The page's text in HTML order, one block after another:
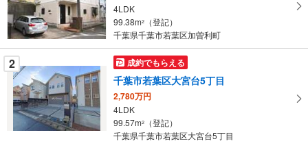
取
る
・
条
件
を
マ
イ
4LDK
99.38m2
（登記）
千葉県千葉市若葉区加曽利町
2 成約でもらえる
千葉市若葉区大宮台5丁目
2,780万円
4LDK
99.57m2
（登記）
千葉県千葉市若葉区大宮台5丁目